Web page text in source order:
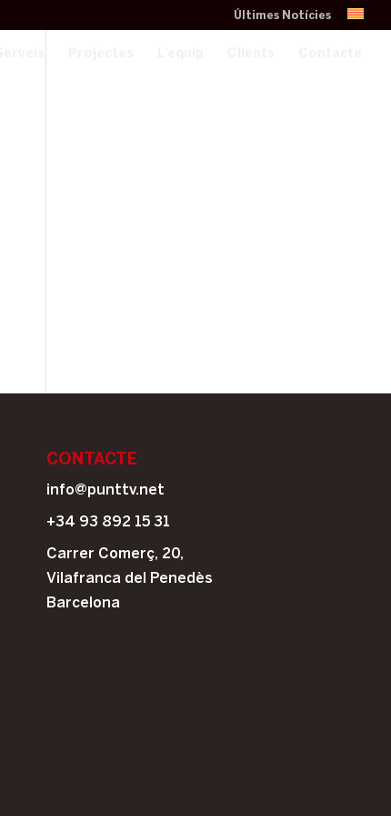
Últimes Notícies
CONTACTE
info@punttv.net
+34 93 892 15 31
Carrer Comerç, 20,
Vilafranca del Penedès
Barcelona